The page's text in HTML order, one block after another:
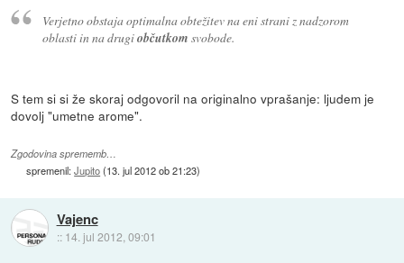
Verjetno obstaja optimalna obtežitev na eni strani z nadzorom
oblasti in na drugiobčutkom svobode.
S tem si si že skoraj odgovoril na originalno vprašanje: ljudem je
dovolj "umetne arome".
Zgodovina sprememb…
spremenil:Jupito(13. jul 2012 ob 21:23)
Vajenc
:: 14. jul 2012, 09:01